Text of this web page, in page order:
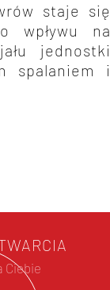
staje się
wpływu na
jednostki
spalaniem i
Ciebie